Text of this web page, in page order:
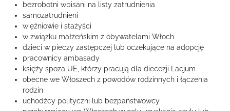
bezrobotni wpisani na listy zatrudnienia
samozatrudnieni
więźniowie i stażyści
w związku małżeńskim z obywatelami Włoch
dzieci w pieczy zastępczej lub oczekujące na adopcję
pracownicy ambasady
księży spoza UE, którzy pracują dla diecezji Lacjum
obecne we Włoszech z powodów rodzinnych i łączenia
rodzin
uchodźcy polityczni lub bezpaństwowcy